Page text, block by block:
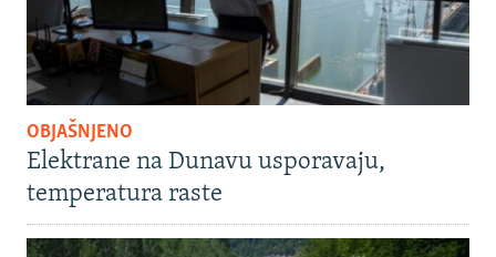
OBJAŠNJENO
Elektrane na Dunavu usporavaju,
temperatura raste